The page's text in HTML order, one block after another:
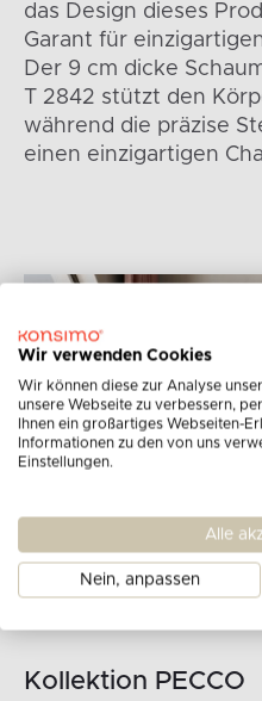
das Design dieses
Garant für
Der 9 cm dicke
T 2842 stützt den
während die präzise
einen einzigartigen
Kollektion PECCO
Wir verwenden Cookies
Wir können diese zur Analyse
unsere Webseite zu verbessern,
Ihnen ein großartiges Webseiten-
Informationen zu den von uns
Einstellungen.
Alle
Nein, anpassen